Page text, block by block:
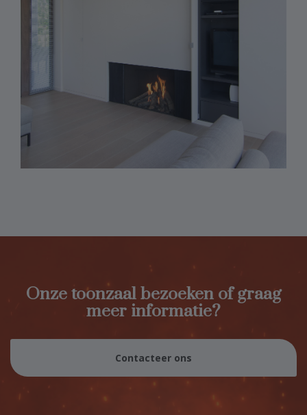
Onze toonzaal bezoeken of graag
meer informatie?
Contacteer ons